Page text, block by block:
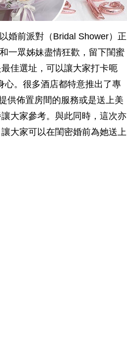
婚前派對（Bridal Shower）正
一眾姊妹盡情狂歡，留下閨蜜
佳選址，可以讓大家打卡呃
心。很多酒店都特意推出了專
供佈置房間的服務或是送上美
大家參考。與此同時，這次亦
大家可以在閨密婚前為她送上